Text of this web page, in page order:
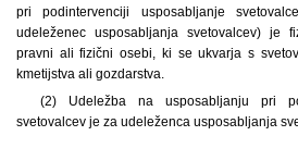
pri podintervenciji usposabljanje
udeleženec usposabljanja svetovalcev) je
pravni ali fizični osebi, ki se ukvarja s
kmetijstva ali gozdarstva.
(2) Udeležba na usposabljanju pri
svetovalcev je za udeleženca usposabljanja